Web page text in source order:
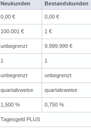
Neukunden
Bestandskunden
0,00 € 0,00 €
100.001 € 1 €
unbegrenzt 9.999.999 €
1 1
unbegrenzt unbegrenzt
quartalsweise quartalsweise
1,500 % 0,750 %
Tagesgeld PLUS